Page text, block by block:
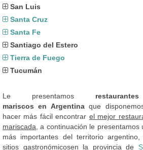
San Luis
Santa Cruz
Santa Fe
Santiago del Estero
Tierra de Fuego
Tucumán
Le presentamos
mariscos en Argentina que
hacer más fácil encontrar el mejor
mariscada , a continuación le
más importantes del territorio
sitios gastronómicosen la provincia de